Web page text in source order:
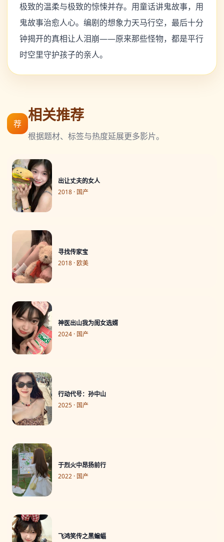
极致的温柔与极致的惊悚并存。用童话讲鬼故事，用
鬼故事治愈人心。编剧的想象力天马行空，最后十分
钟揭开的真相让人泪崩——原来那些怪物，都是平行
时空里守护孩子的亲人。
荐 相关推荐
根据题材、标签与热度延展更多影片。
出让丈夫的女人
2018 · 国产
寻找传家宝
2018 · 欧美
神医出山我为闺女选婿
2024 · 国产
行动代号：孙中山
2025 · 国产
于烈火中昂扬前行
2022 · 国产
飞鸿笑传之黑蝙蝠